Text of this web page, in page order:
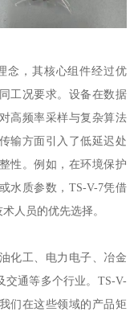
念，其核心组件经过优
工况要求。设备在数据
高频率采样与复杂算法
输方面引入了低延迟处
性。例如，在环境保护
水质参数，TS-V-7凭借
人员的优先选择。
化工、电力电子、冶金
交通等多个行业。TS-V-
们在这些领域的产品矩